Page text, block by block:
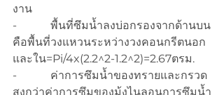
งาน
-            พื้นที่ซึมน้ำลงบ่อกรองจากด้านบน
คือพื้นที่วงแหวนระหว่างวงคอนกรีตนอก
และใน=Pi/4x(2.2^2-1.2^2)=2.67ตรม.
-            ค่าการซึมน้ำของทรายและกรวด
สูงกว่าค่าการซึมของมุ้งไนลอนการซึมน้ำ